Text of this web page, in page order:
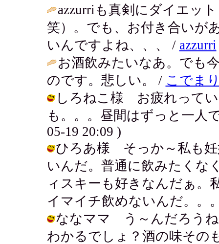
azzurriも真剣にダイエッ
笑）。でも、お付き合いが
いんですよね、、、 / azzurri
お酒飲みたいなあ。でも
のです。悲しい。 / こでま
しろねこ様 お疲れって
も。。。昼間はずっと一人
05-19 20:09 )
ひろあ様 そっか～私も妊
いんだ。普通に飲みたくな
ィスキーも好きなんだぁ。
イマイチ飲めないんだ。。
ななママ う～んだろう
わかるでしょ？酒の味その